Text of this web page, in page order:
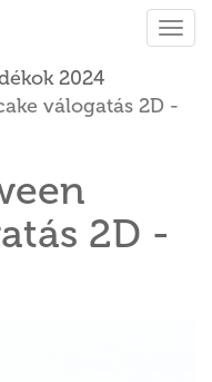
2024
válogatás 2D -
2D -